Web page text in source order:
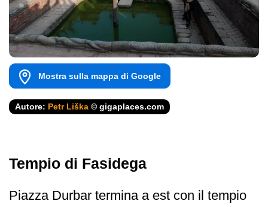
Mostra sulla mappa di Google
Autore: Petr Liška © gigaplaces.com
Tempio di Fasidega
Piazza Durbar termina a est con il tempio